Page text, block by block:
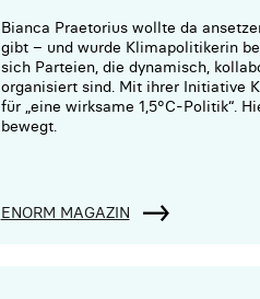
Bianca Praetorius wollte da
gibt – und wurde Klimapolitikerin
sich Parteien, die dynamisch,
organisiert sind. Mit ihrer Initiative
für „eine wirksame 1,5°C-Politik“.
bewegt.
ENORM MAGAZIN